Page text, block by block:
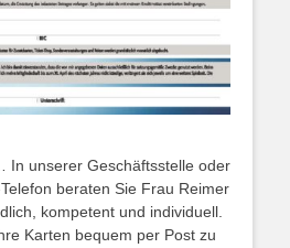
In unserer Geschäftsstelle oder
beraten Sie Frau Reimer
kompetent und individuell.
Karten bequem per Post zu